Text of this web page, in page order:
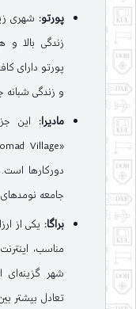
پورتو: شهری
زندگی بالا و
پورتو دارای
و زندگی
مادیرا: این
دورکارها
جامعه
براگا: یکی از
مناسب،
شهر گزینه‌ای
تعادل بیشتر